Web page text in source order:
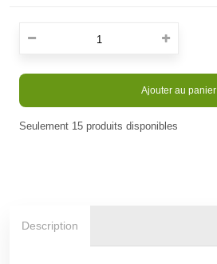
Ajouter au panier
Seulement 15 produits disponibles
Description